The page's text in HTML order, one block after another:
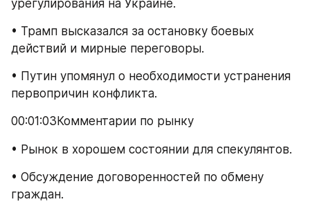
урегулирования на Украине.
• Трамп высказался за остановку боевых
действий и мирные переговоры.
• Путин упомянул о необходимости устранения
первопричин конфликта.
00:01:03Комментарии по рынку
• Рынок в хорошем состоянии для спекулянтов.
• Обсуждение договоренностей по обмену
граждан.